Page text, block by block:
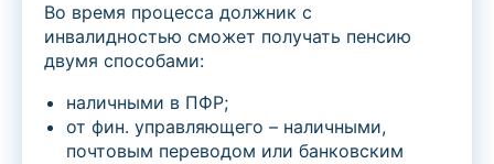
Во время процесса должник с
инвалидностью сможет получать пенсию
двумя способами:
наличными в ПФР;
от фин. управляющего – наличными,
почтовым переводом или банковским